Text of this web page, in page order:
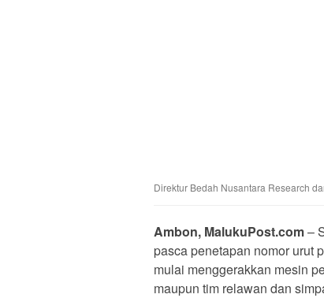
Direktur Bedah Nusantara Research
Ambon, MalukuPost.com–
pasca penetapan nomor urut
mulai menggerakkan mesin
maupun tim relawan dan